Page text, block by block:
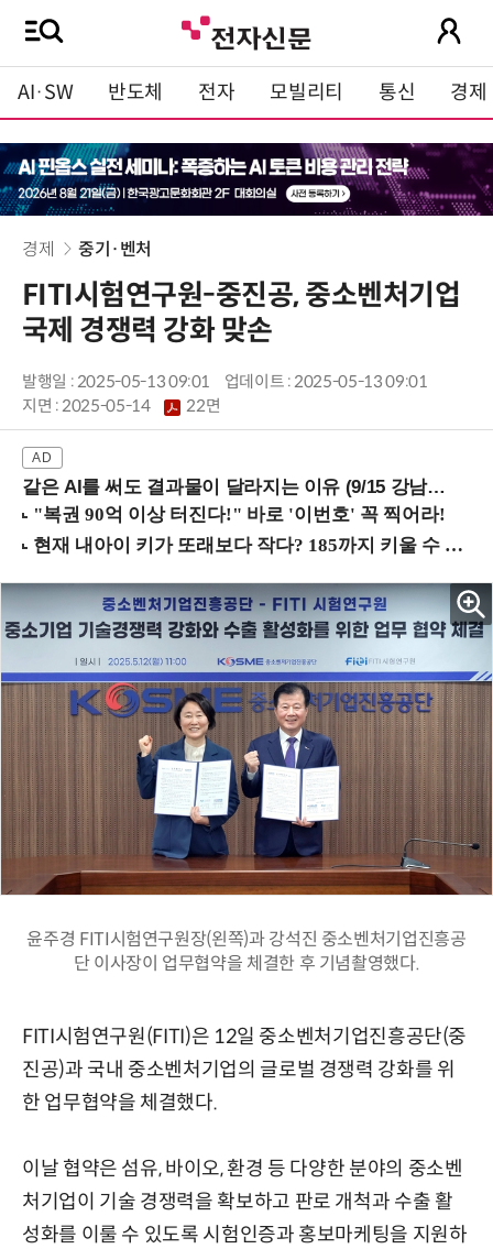
AI·SW 반도체 전자 모빌리티 통신 경제
경제 중기·벤처
FITI시험연구원-중진공, 중소벤처기업
국제 경쟁력 강화 맞손
발행일 : 2025-05-13 09:01
업데이트 : 2025-05-13 09:01
지면 :2025-05-14 22면
같은 AI를 써도 결과물이 달라지는 이유 (9/15 강남역)
윤주경 FITI시험연구원장(왼쪽)과 강석진 중소벤처기업진흥공
단 이사장이 업무협약을 체결한 후 기념촬영했다.
FITI시험연구원(FITI)은 12일 중소벤처기업진흥공단(중
진공)과 국내 중소벤처기업의 글로벌 경쟁력 강화를 위
한 업무협약을 체결했다.
이날 협약은 섬유, 바이오, 환경 등 다양한 분야의 중소벤
처기업이 기술 경쟁력을 확보하고 판로 개척과 수출 활
성화를 이룰 수 있도록 시험인증과 홍보마케팅을 지원하